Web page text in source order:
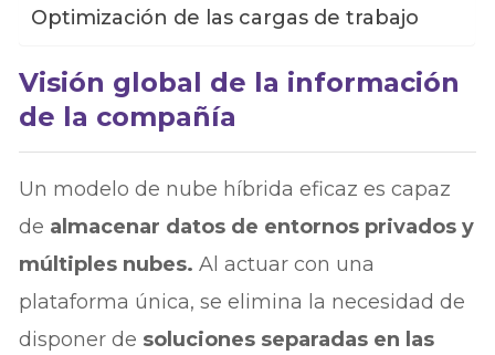
Optimización de las cargas de trabajo
Visión global de la información
de la compañía
Un modelo de nube híbrida eficaz es capaz
de almacenar datos de entornos privados y
múltiples nubes.Al actuar con una
plataforma única, se elimina la necesidad de
disponer de soluciones separadas en las